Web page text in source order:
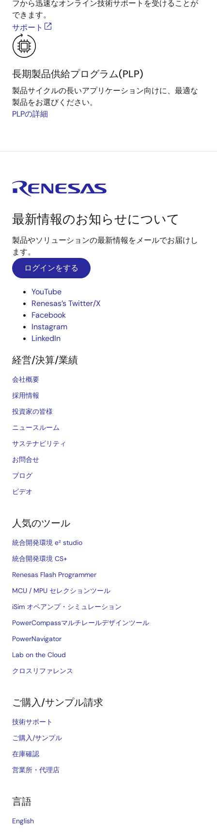
フから迅速なオンライン技術サポートを受けることが
できます。
サポート
長期製品供給プログラム(PLP)
製品サイクルの長いアプリケーション向けに、最適な
製品をお選びください。
PLPの詳細
最新情報のお知らせについて
製品やソリューションの最新情報をメールでお届けし
ます。
ログインをする
YouTube
Renesas’s Twitter/X
Facebook
Instagram
LinkedIn
経営/決算/業績
会社概要
採用情報
投資家の皆様
ニュースルーム
サステナビリティ
お問合せ
ブログ
ビデオ
人気のツール
統合開発環境 e² studio
統合開発環境 CS+
Renesas Flash Programmer
MCU / MPU セレクションツール
iSim オペアンプ・シミュレーション
PowerCompassマルチレールデザインツール
PowerNavigator
Lab on the Cloud
クロスリファレンス
ご購入/サンプル請求
技術サポート
ご購入/サンプル
在庫確認
営業所・代理店
言語
English